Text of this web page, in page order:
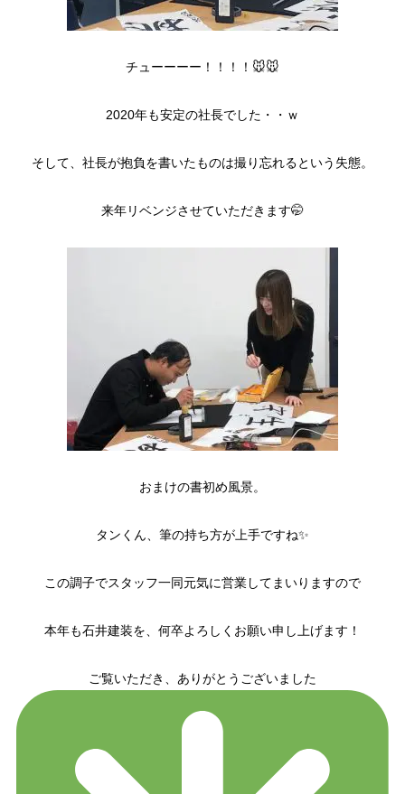
チューーーー！！！！🐭🐭
2020年も安定の社長でした・・ｗ
そして、社長が抱負を書いたものは撮り忘れるという失態。
来年リベンジさせていただきます🤭
おまけの書初め風景。
タンくん、筆の持ち方が上手ですね✨
この調子でスタッフ一同元気に営業してまいりますので
本年も石井建装を、何卒よろしくお願い申し上げます！
ご覧いただき、ありがとうございました